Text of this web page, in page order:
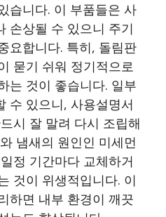
습니다. 이 부품들은 사
손상될 수 있으니 주기
요합니다. 특히, 돌림판
묻기 쉬워 정기적으로
는 것이 좋습니다. 일부
수 있으니, 사용설명서
시 잘 말려 다시 조립해
냄새의 원인인 미세먼
정 기간마다 교체하거
것이 위생적입니다. 이
하면 내부 환경이 깨끗